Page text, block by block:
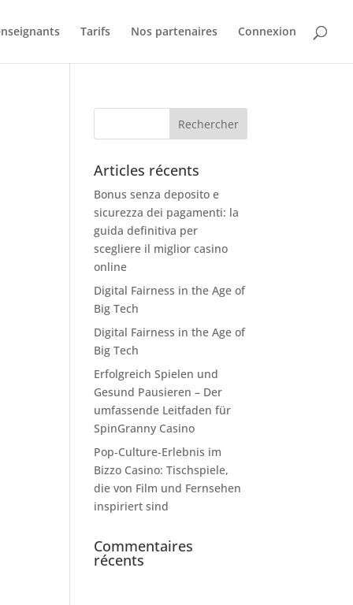
Tarifs Nos partenaires Connexion
Articles récents
Bonus senza deposito e
sicurezza dei pagamenti: la
guida definitiva per
scegliere il miglior casino
online
Digital Fairness in the Age of
Big Tech
Digital Fairness in the Age of
Big Tech
Erfolgreich Spielen und
Gesund Pausieren – Der
umfassende Leitfaden für
SpinGranny Casino
Pop‑Culture‑Erlebnis im
Bizzo Casino: Tischspiele,
die von Film und Fernsehen
inspiriert sind
Commentaires
récents